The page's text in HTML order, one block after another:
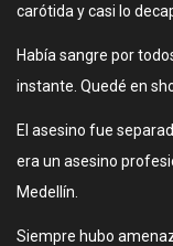
carótida y casi lo
Había sangre por
instante. Quedé en
El asesino fue
era un asesino
Medellín.
Siempre hubo